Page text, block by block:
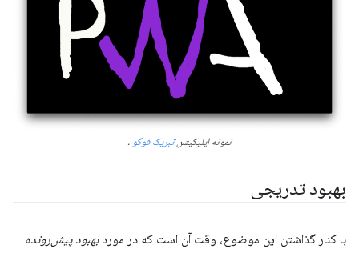
نمونه اپلیکیشنتبریک فوگو .
بهبود تدریجی
با کنار گذاشتن این موضوع، وقت آن است که در موردبهبود پیش‌رونده